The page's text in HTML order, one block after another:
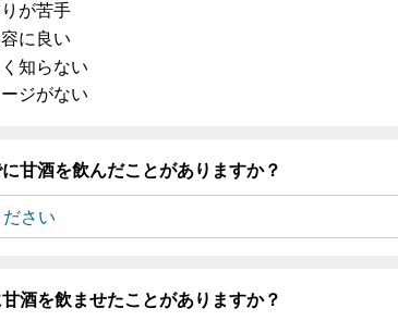
が苦手
に良い
知らない
ジがない
甘酒を飲んだことがありますか？
酒を飲ませたことがありますか？